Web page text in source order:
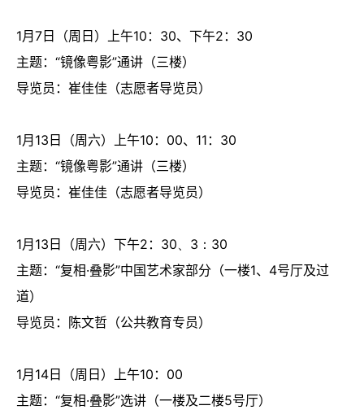
1月 7 日（周日）上午10 ： 30、下午2 ： 30
主题：“镜像粤影”通讲（三楼）
导览员：崔佳佳（志愿者导览员）
1月 13 日（周六）上午10 ： 00、 11 ： 30
主题：“镜像粤影”通讲（三楼）
导览员：崔佳佳（志愿者导览员）
1月 13 日（周六）下午2 ： 30、3：30
主题：“复相·叠影”中国艺术家部分（一楼1、 4号厅及过
道）
导览员：陈文哲（公共教育专员）
1月 14 日（周日）上午10 ： 00
主题：“复相·叠影”选讲（一楼及二楼5号厅）